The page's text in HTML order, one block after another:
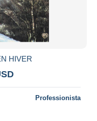
HIVER
Professionista